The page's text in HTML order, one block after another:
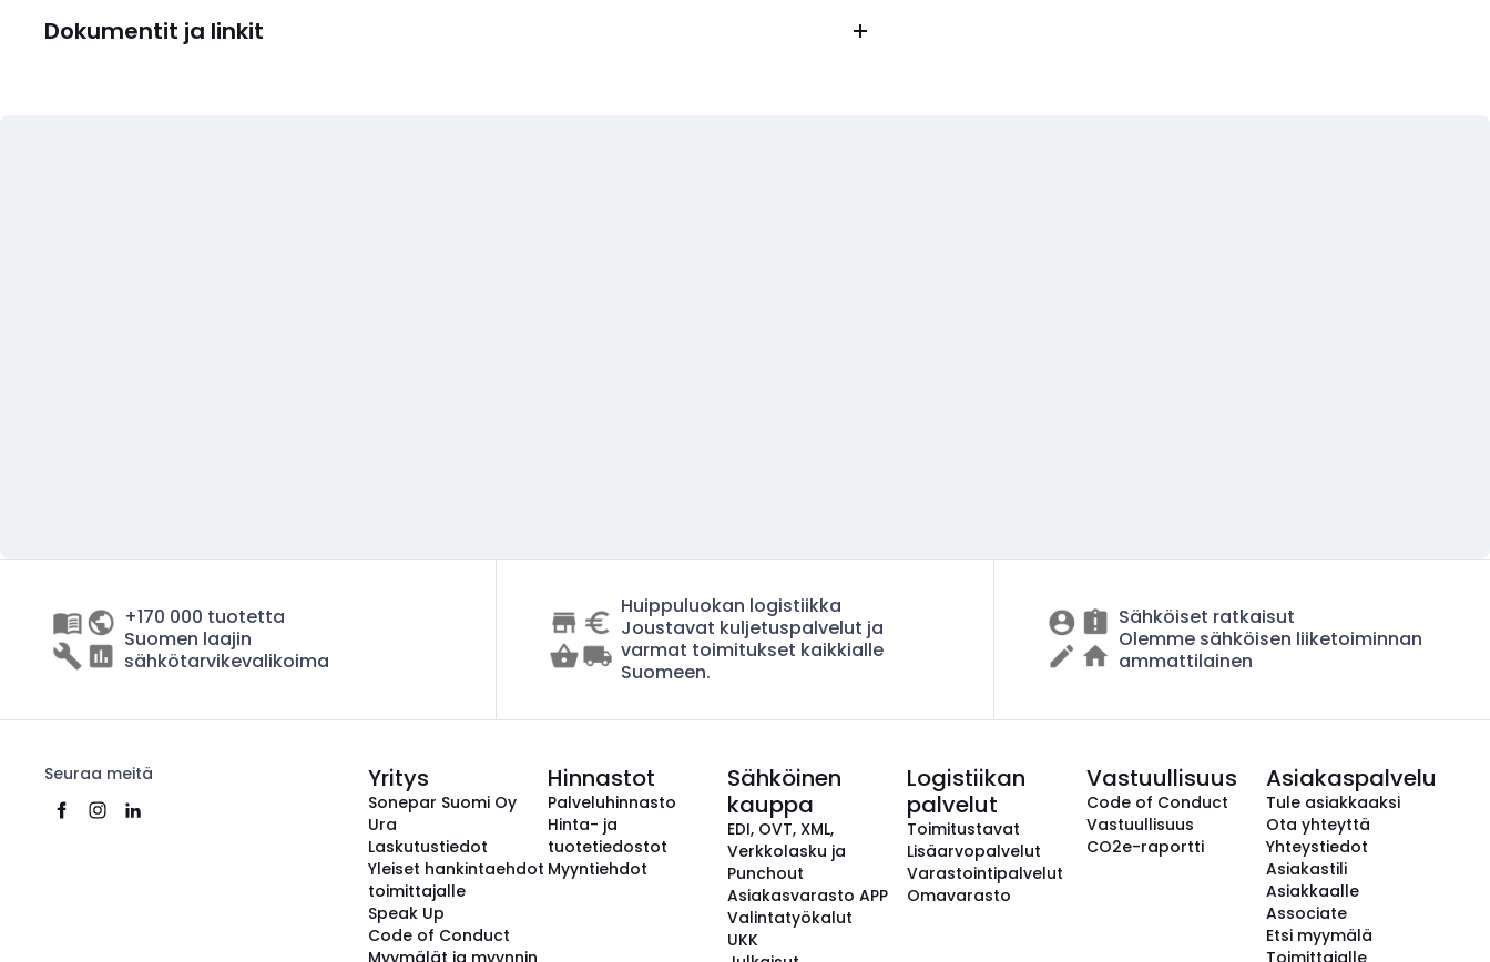
Dokumentit ja linkit
+170 000 tuotetta
Suomen laajin
sähkötarvikevalikoima
Huippuluokan logistiikka
Joustavat kuljetuspalvelut ja
varmat toimitukset kaikkialle
Suomeen.
Sähköiset ratkaisut
Olemme sähköisen liiketoiminnan
ammattilainen
Seuraa meitä Yritys
Sonepar Suomi Oy
Ura
Laskutustiedot
Yleiset hankintaehdot
toimittajalle
Speak Up
Code of Conduct
Myymälät ja myynnin
Hinnastot
Palveluhinnasto
Hinta- ja
tuotetiedostot
Myyntiehdot
Sähköinen
kauppa
EDI, OVT, XML,
Verkkolasku ja
Punchout
Asiakasvarasto APP
Valintatyökalut
UKK
Logistiikan
palvelut
Toimitustavat
Lisäarvopalvelut
Varastointipalvelut
Omavarasto
Vastuullisuus
Code of Conduct
Vastuullisuus
CO2e-raportti
Asiakaspalvelu
Tule asiakkaaksi
Ota yhteyttä
Yhteystiedot
Asiakastili
Asiakkaalle
Associate
Etsi myymälä
Toimittajalle